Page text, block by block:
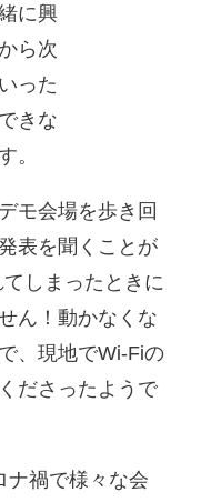
に興
ら次
った
きな
。
モ会場を歩き回
表を聞くことが
しまったときに
ん！動かなくな
、現地でWi-Fiの
ださったようで
禍で様々な会